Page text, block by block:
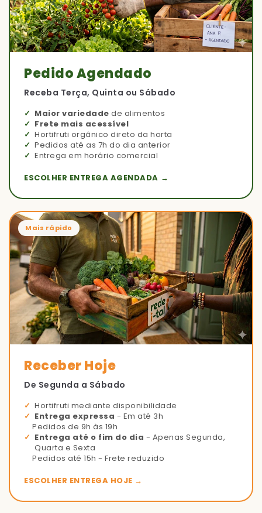
Pedido Agendado
Receba Terça, Quinta ou Sábado
Maior variedade de alimentos
Frete mais acessível
Hortifruti orgânico direto da horta
Pedidos até as 7h do dia anterior
Entrega em horário comercial
ESCOLHER ENTREGA AGENDADA →
Mais rápido
Receber Hoje
De Segunda a Sábado
Hortifruti mediante disponibilidade
Entrega expressa - Em até 3h
Pedidos de 9h às 19h
Entrega até o fim do dia - Apenas Segunda,
Quarta e Sexta
Pedidos até 15h - Frete reduzido
ESCOLHER ENTREGA HOJE →